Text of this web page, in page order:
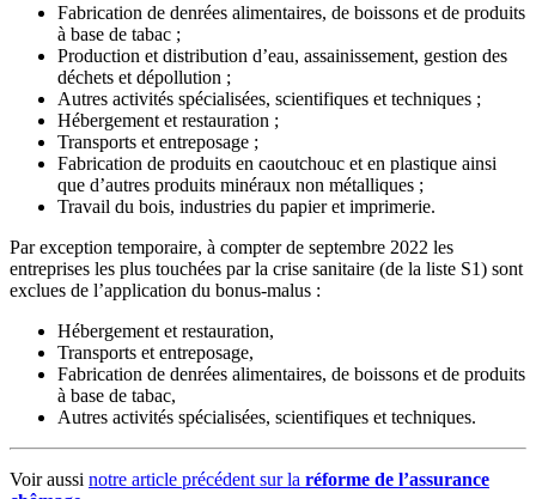
Fabrication de denrées alimentaires, de boissons et de produits
à base de tabac ;
Production et distribution d’eau, assainissement, gestion des
déchets et dépollution ;
Autres activités spécialisées, scientifiques et techniques ;
Hébergement et restauration ;
Transports et entreposage ;
Fabrication de produits en caoutchouc et en plastique ainsi
que d’autres produits minéraux non métalliques ;
Travail du bois, industries du papier et imprimerie.
Par exception temporaire, à compter de septembre 2022 les
entreprises les plus touchées par la crise sanitaire (de la liste S1) sont
exclues de l’application du bonus-malus :
Hébergement et restauration,
Transports et entreposage,
Fabrication de denrées alimentaires, de boissons et de produits
à base de tabac,
Autres activités spécialisées, scientifiques et techniques.
Voir aussi notre article précédent sur la réforme de l’assurance